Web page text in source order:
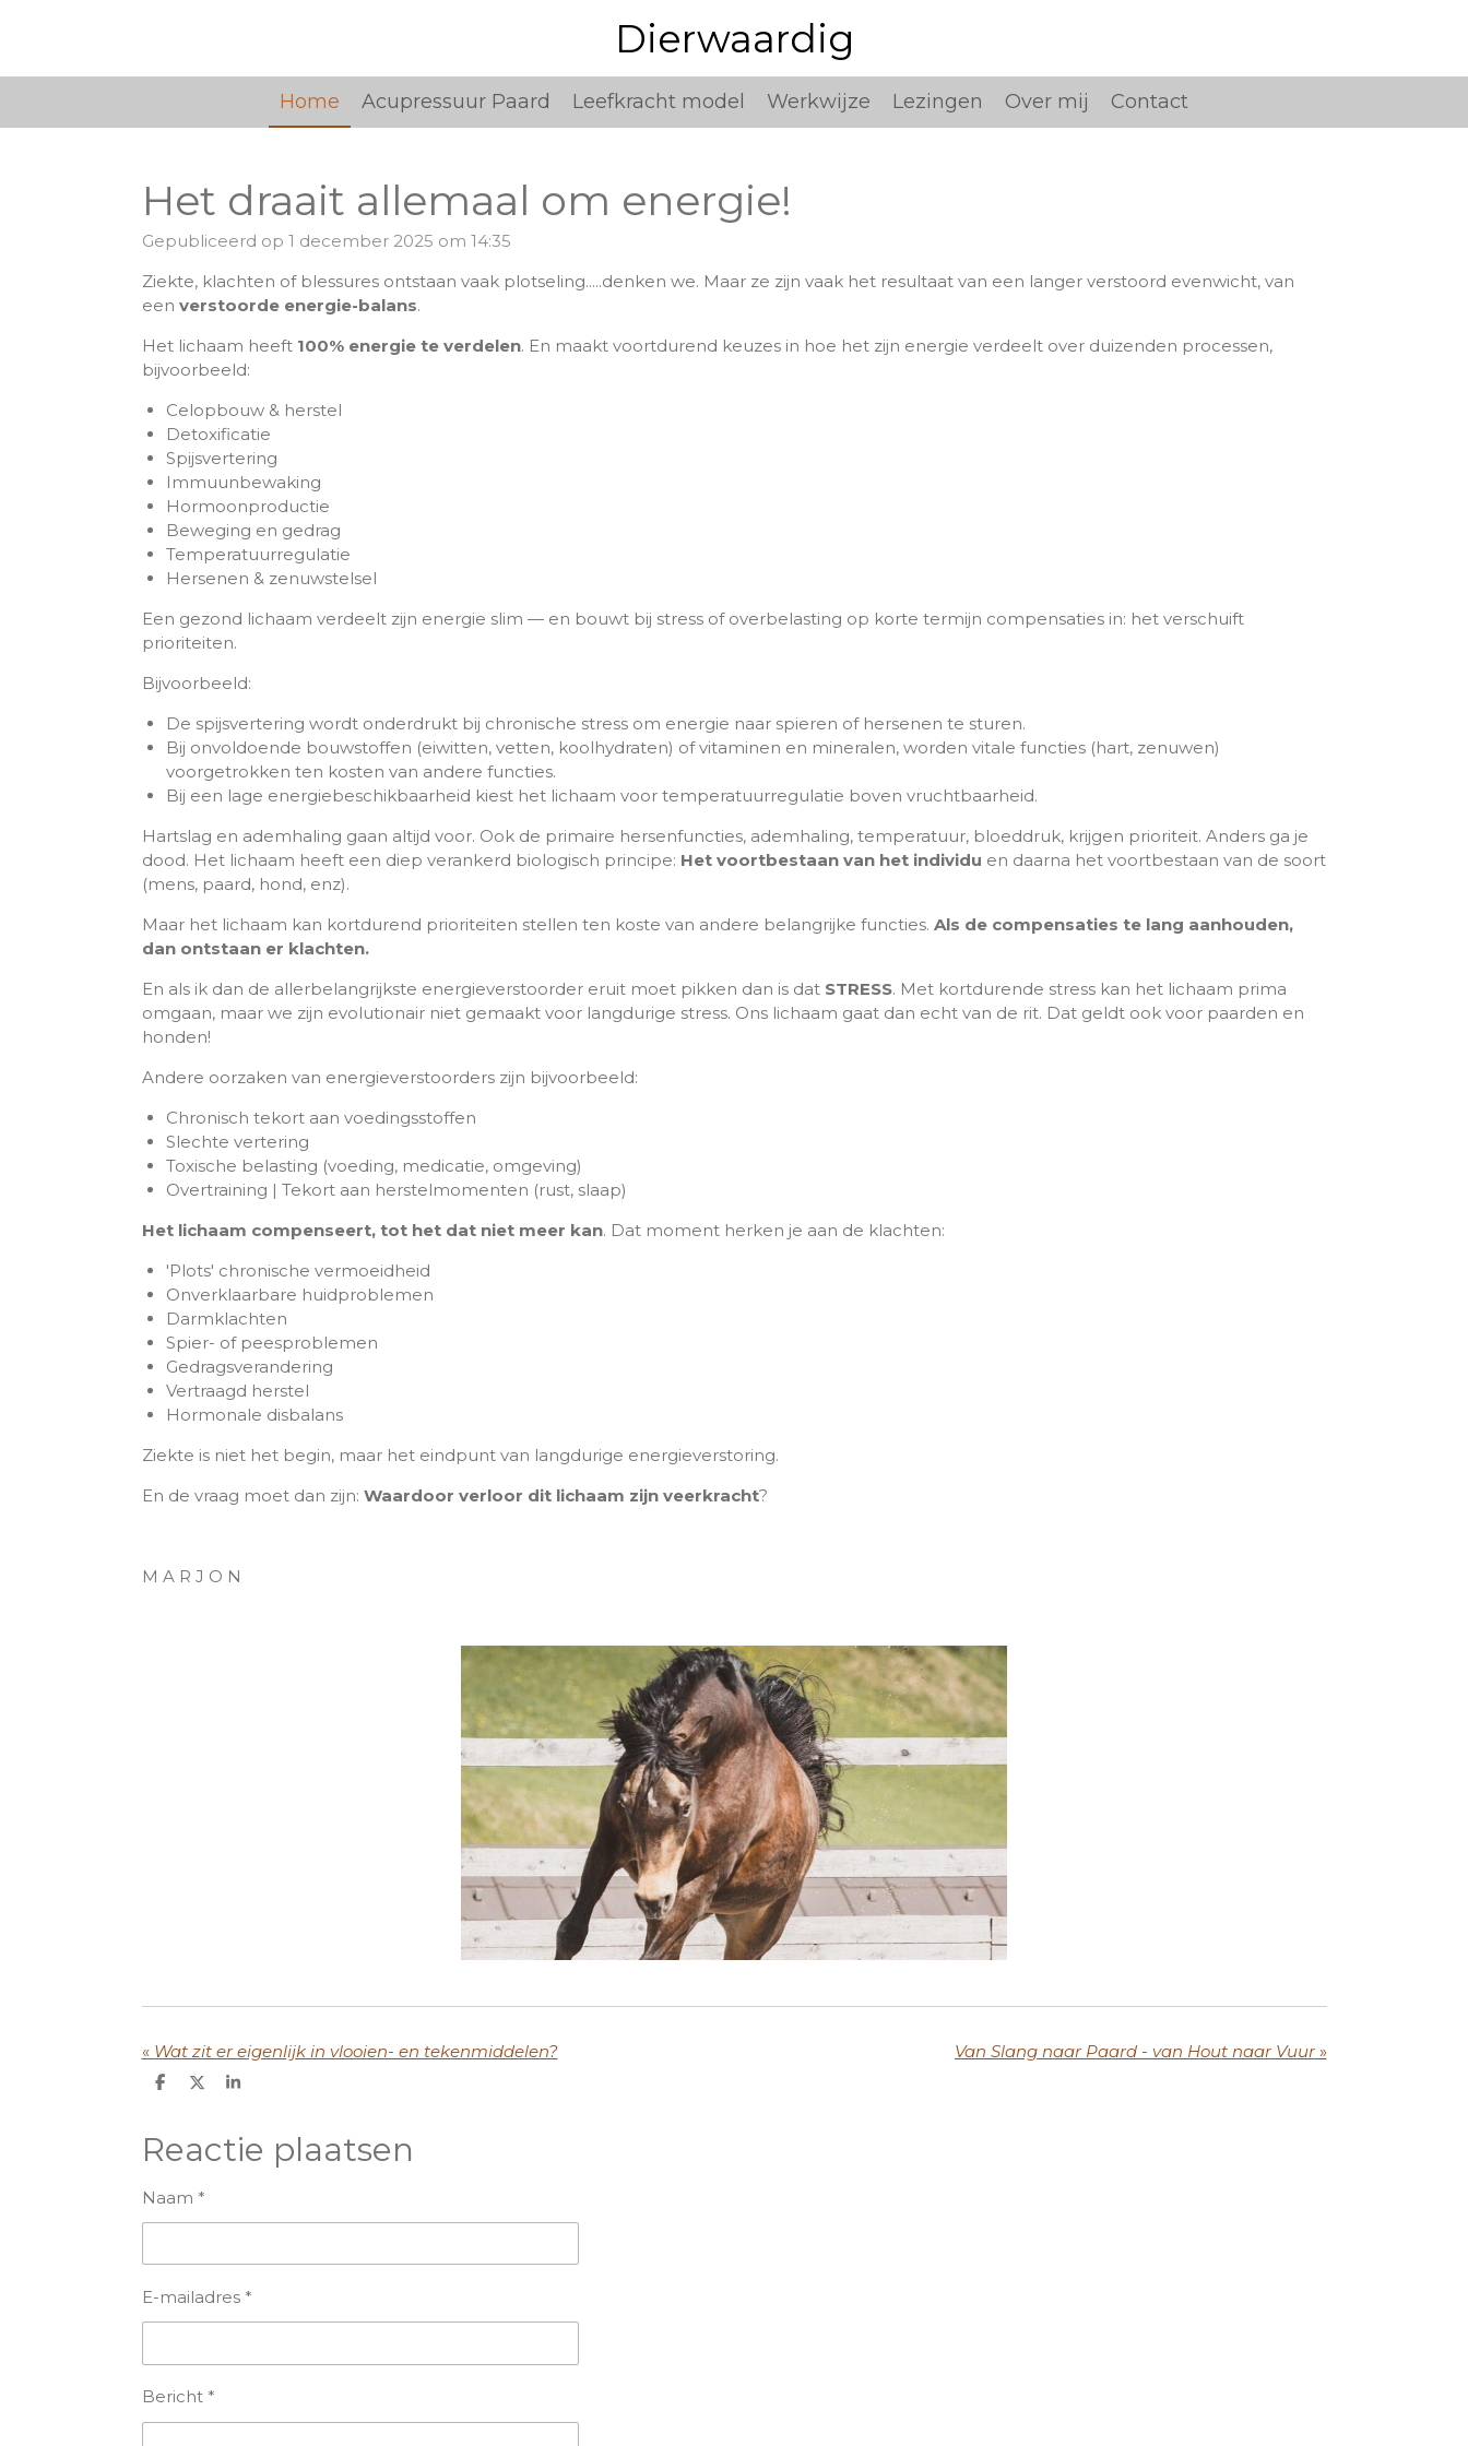
Dierwaardig
Home Acupressuur Paard Leefkracht model Werkwijze Lezingen Over mij Contact
Het draait allemaal om energie!
Gepubliceerd op 1 december 2025 om 14:35
Ziekte, klachten of blessures ontstaan vaak plotseling.....denken we. Maar ze zijn vaak het resultaat van een langer verstoord evenwicht, van
een verstoorde energie-balans.
Het lichaam heeft 100% energie te verdelen. En maakt voortdurend keuzes in hoe het zijn energie verdeelt over duizenden processen,
bijvoorbeeld:
Celopbouw & herstel
Detoxificatie
Spijsvertering
Immuunbewaking
Hormoonproductie
Beweging en gedrag
Temperatuurregulatie
Hersenen & zenuwstelsel
Een gezond lichaam verdeelt zijn energie slim — en bouwt bij stress of overbelasting op korte termijn compensaties in: het verschuift
prioriteiten.
Bijvoorbeeld:
De spijsvertering wordt onderdrukt bij chronische stress om energie naar spieren of hersenen te sturen.
Bij onvoldoende bouwstoffen (eiwitten, vetten, koolhydraten) of vitaminen en mineralen, worden vitale functies (hart, zenuwen)
voorgetrokken ten kosten van andere functies.
Bij een lage energiebeschikbaarheid kiest het lichaam voor temperatuurregulatie boven vruchtbaarheid.
Hartslag en ademhaling gaan altijd voor. Ook de primaire hersenfuncties, ademhaling, temperatuur, bloeddruk, krijgen prioriteit. Anders ga je
dood. Het lichaam heeft een diep verankerd biologisch principe: Het voortbestaan van het individu en daarna het voortbestaan van de soort
(mens, paard, hond, enz).
Maar het lichaam kan kortdurend prioriteiten stellen ten koste van andere belangrijke functies. Als de compensaties te lang aanhouden,
dan ontstaan er klachten.
En als ik dan de allerbelangrijkste energieverstoorder eruit moet pikken dan is dat STRESS. Met kortdurende stress kan het lichaam prima
omgaan, maar we zijn evolutionair niet gemaakt voor langdurige stress. Ons lichaam gaat dan echt van de rit. Dat geldt ook voor paarden en
honden!
Andere oorzaken van energieverstoorders zijn bijvoorbeeld:
Chronisch tekort aan voedingsstoffen
Slechte vertering
Toxische belasting (voeding, medicatie, omgeving)
Overtraining | Tekort aan herstelmomenten (rust, slaap)
Het lichaam compenseert, tot het dat niet meer kan. Dat moment herken je aan de klachten:
'Plots' chronische vermoeidheid
Onverklaarbare huidproblemen
Darmklachten
Spier- of peesproblemen
Gedragsverandering
Vertraagd herstel
Hormonale disbalans
Ziekte is niet het begin, maar het eindpunt van langdurige energieverstoring.
En de vraag moet dan zijn: Waardoor verloor dit lichaam zijn veerkracht?
M A R J O N
« Wat zit er eigenlijk in vlooien- en tekenmiddelen? Van Slang naar Paard - van Hout naar Vuur»
D
e
n
D
S
Reactie plaatsen
Naam *
E-mailadres *
Bericht *